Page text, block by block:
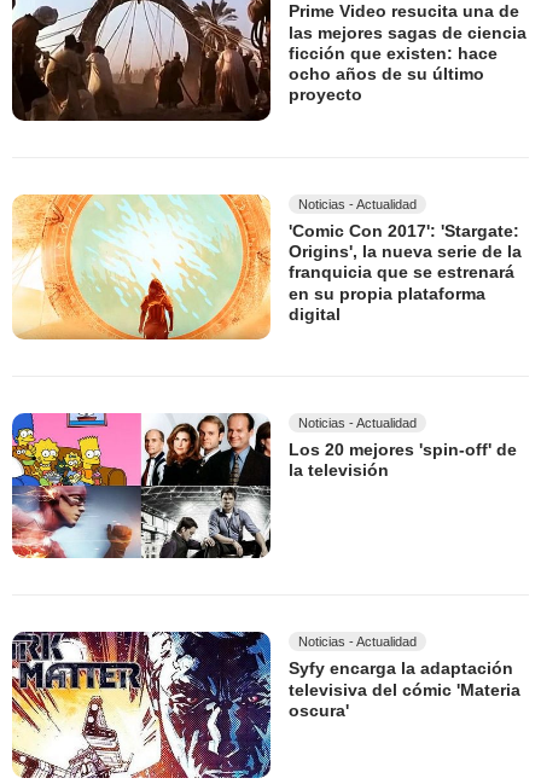
Prime Video resucita una de
las mejores sagas de ciencia
ficción que existen: hace
ocho años de su último
proyecto
Noticias - Actualidad
'Comic Con 2017': 'Stargate:
Origins', la nueva serie de la
franquicia que se estrenará
en su propia plataforma
digital
Noticias - Actualidad
Los 20 mejores 'spin-off' de
la televisión
Noticias - Actualidad
Syfy encarga la adaptación
televisiva del cómic 'Materia
oscura'